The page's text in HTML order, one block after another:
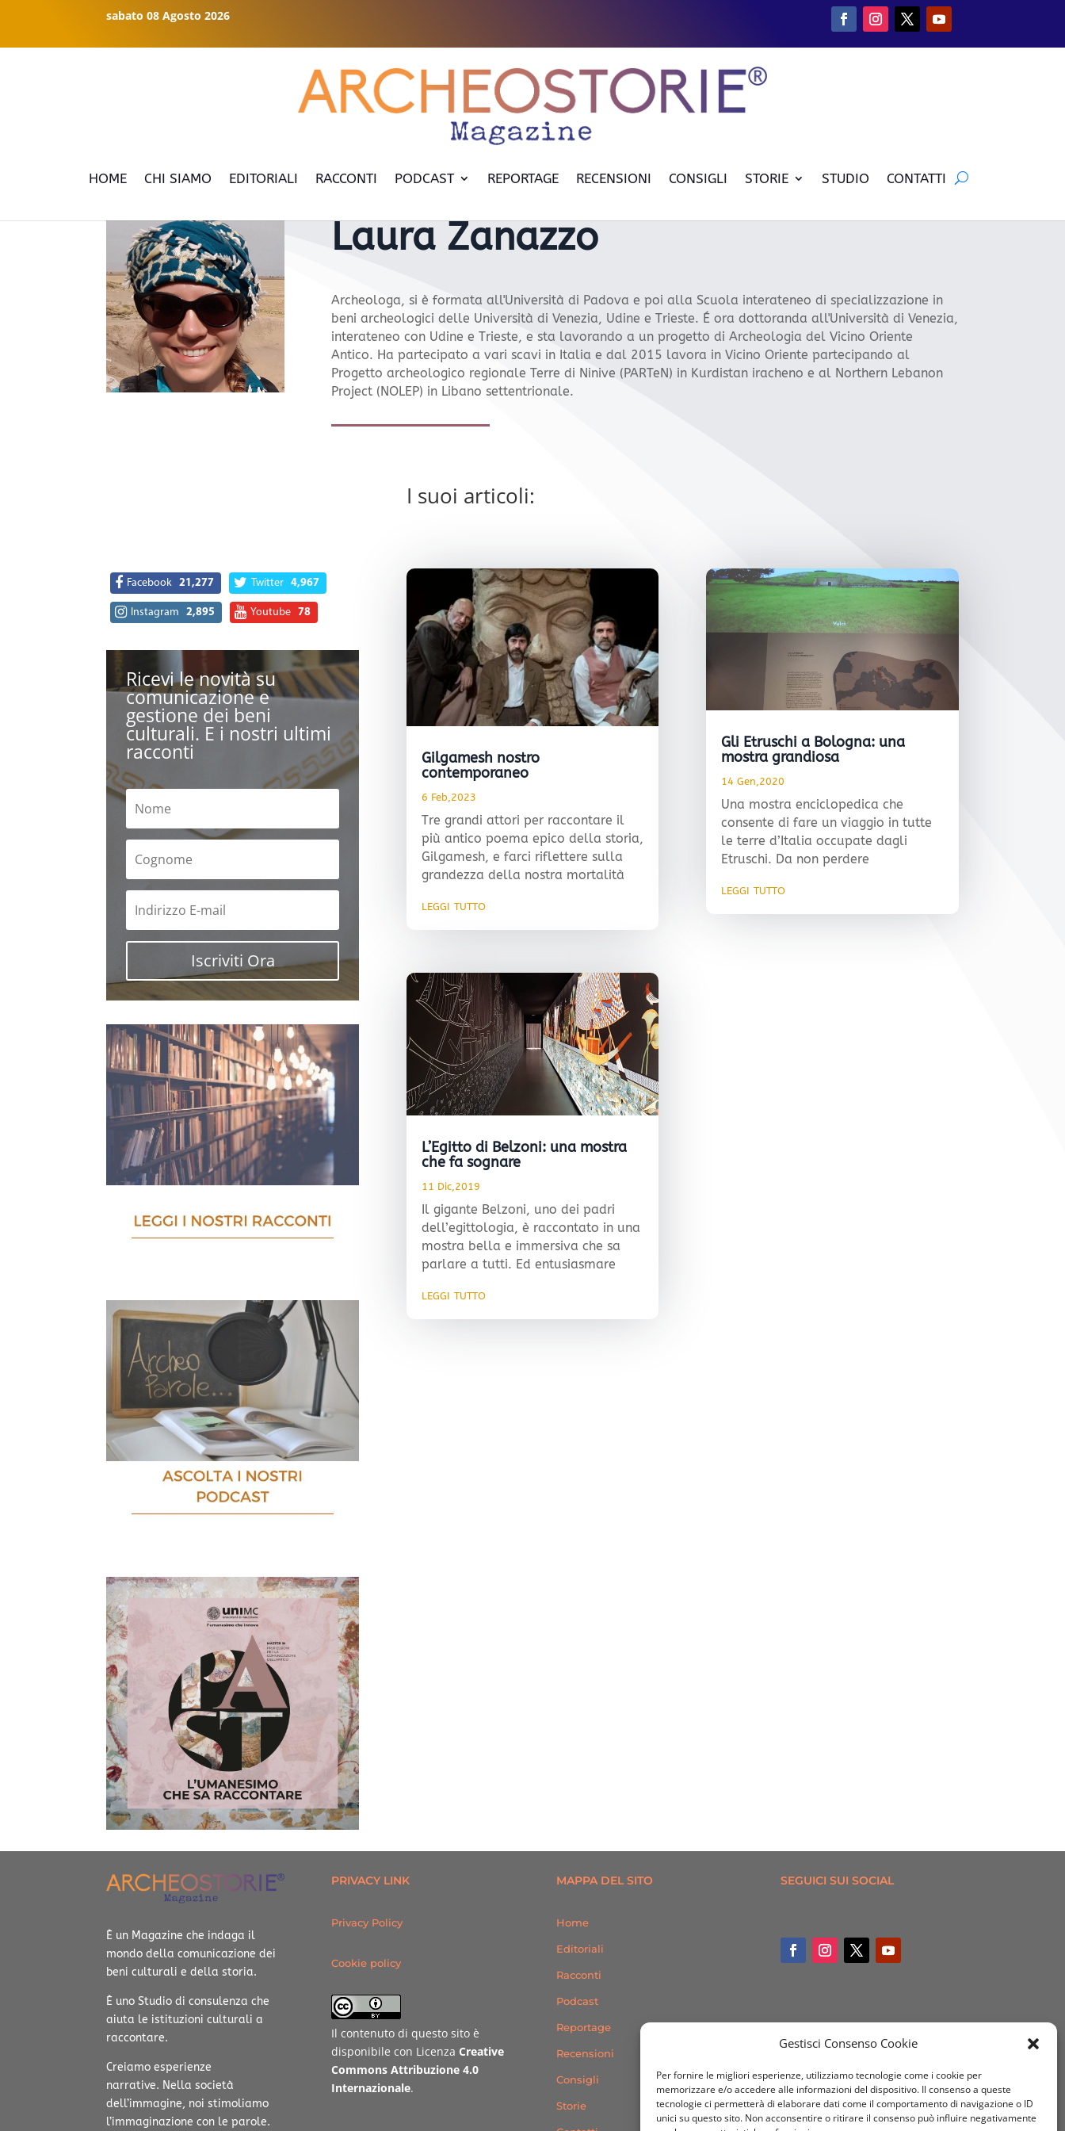
Gestisci Consenso Cookie
Per fornire le migliori esperienze, utilizziamo tecnologie come i cookie per
memorizzare e/o accedere alle informazioni del dispositivo. Il consenso a queste
tecnologie ci permetterà di elaborare dati come il comportamento di navigazione o ID
unici su questo sito. Non acconsentire o ritirare il consenso può influire negativamente
sabato 08 Agosto 2026
HOME CHI SIAMO EDITORIALI RACCONTI PODCAST REPORTAGE RECENSIONI CONSIGLI STORIE STUDIO CONTATTI
Laura Zanazzo
Archeologa, si è formata all'Università di Padova e poi alla Scuola interateneo di specializzazione in
beni archeologici delle Università di Venezia, Udine e Trieste. É ora dottoranda all'Università di Venezia,
interateneo con Udine e Trieste, e sta lavorando a un progetto di Archeologia del Vicino Oriente
Antico. Ha partecipato a vari scavi in Italia e dal 2015 lavora in Vicino Oriente partecipando al
Progetto archeologico regionale Terre di Ninive (PARTeN) in Kurdistan iracheno e al Northern Lebanon
Project (NOLEP) in Libano settentrionale.
I suoi articoli:
Facebook 21,277 Twitter 4,967
Instagram 2,895 Youtube 78
Ricevi le novità su
comunicazione e
gestione dei beni
culturali. E i nostri ultimi
racconti
Iscriviti Ora
Gilgamesh nostro
contemporaneo
6 Feb,2023
Tre grandi attori per raccontare il
più antico poema epico della storia,
Gilgamesh, e farci riflettere sulla
grandezza della nostra mortalità
leggi tutto
L’Egitto di Belzoni: una mostra
che fa sognare
11 Dic,2019
Il gigante Belzoni, uno dei padri
dell’egittologia, è raccontato in una
mostra bella e immersiva che sa
parlare a tutti. Ed entusiasmare
leggi tutto
Gli Etruschi a Bologna: una
mostra grandiosa
14 Gen,2020
Una mostra enciclopedica che
consente di fare un viaggio in tutte
le terre d’Italia occupate dagli
Etruschi. Da non perdere
leggi tutto
È un Magazine che indaga il
mondo della comunicazione dei
beni culturali e della storia.
È uno Studio di consulenza che
aiuta le istituzioni culturali a
raccontare.
Creiamo esperienze
narrative. Nella società
dell’immagine, noi stimoliamo
l’immaginazione con le parole.
PRIVACY LINK
Privacy Policy
Cookie policy
Il contenuto di questo sito è
disponibile con Licenza Creative
Commons Attribuzione 4.0
Internazionale.
MAPPA DEL SITO
Home
Editoriali
Racconti
Podcast
Reportage
Recensioni
Consigli
Storie
SEGUICI SUI SOCIAL